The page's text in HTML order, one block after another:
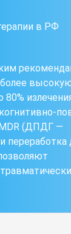
в РФ
(ДПДГ —